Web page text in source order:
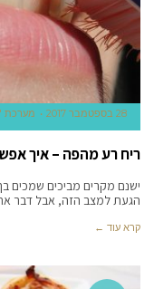
28 בספטמבר 2017 מערכת
ריח רע מהפה – איך
ישנם מקרים מביכים שמכים
הגעת למצב הזה, אבל דבר
קרא עוד ←